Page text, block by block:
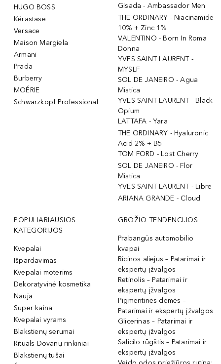
HUGO BOSS
Kérastase
Versace
Maison Margiela
Armani
Prada
Burberry
MOÉRIE
Schwarzkopf Professional
Gisada - Ambassador Men
THE ORDINARY - Niacinamide
10% + Zinc 1%
VALENTINO - Born In Roma
Donna
YVES SAINT LAURENT -
MYSLF
SOL DE JANEIRO - Agua
Mistica
YVES SAINT LAURENT - Black
Opium
LATTAFA - Yara
THE ORDINARY - Hyaluronic
Acid 2% + B5
TOM FORD - Lost Cherry
SOL DE JANEIRO - Flor
Mistica
YVES SAINT LAURENT - Libre
ARIANA GRANDE - Cloud
POPULIARIAUSIOS
KATEGORIJOS
Kvepalai
Išpardavimas
Kvepalai moterims
Dekoratyvinė kosmetika
Nauja
Super kaina
Kvepalai vyrams
Blakstienų serumai
Rituals Dovanų rinkiniai
Blakstienų tušai
GROŽIO TENDENCIJOS
Prabangūs automobilio
kvapai
Ricinos aliejus – Patarimai ir
ekspertų įžvalgos
Retinolis – Patarimai ir
ekspertų įžvalgos
Pigmentinės dėmės –
Patarimai ir ekspertų įžvalgos
Glicerinas – Patarimai ir
ekspertų įžvalgos
Salicilo rūgštis – Patarimai ir
ekspertų įžvalgos